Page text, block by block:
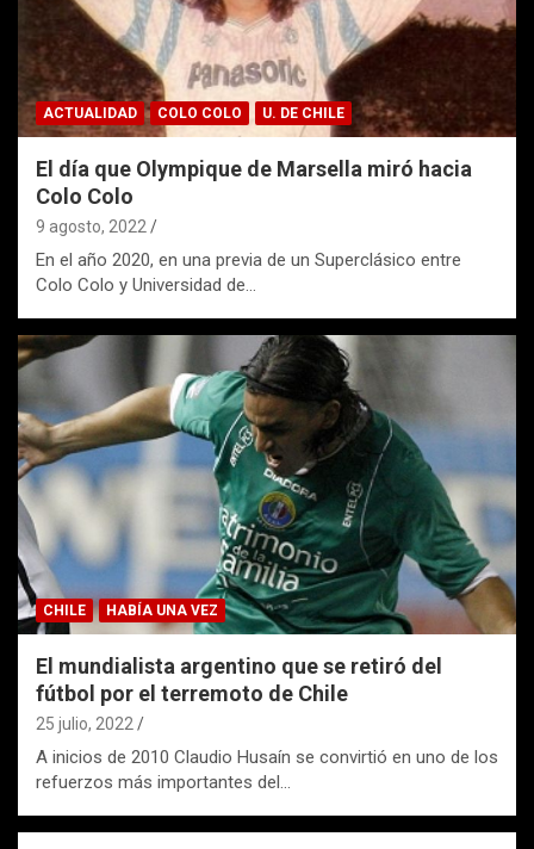
ACTUALIDAD COLO COLO U. DE CHILE
El día que Olympique de Marsella miró hacia
Colo Colo
9 agosto, 2022
En el año 2020, en una previa de un Superclásico entre
Colo Colo y Universidad de…
CHILE HABÍA UNA VEZ
El mundialista argentino que se retiró del
fútbol por el terremoto de Chile
25 julio, 2022
A inicios de 2010 Claudio Husaín se convirtió en uno de los
refuerzos más importantes del…